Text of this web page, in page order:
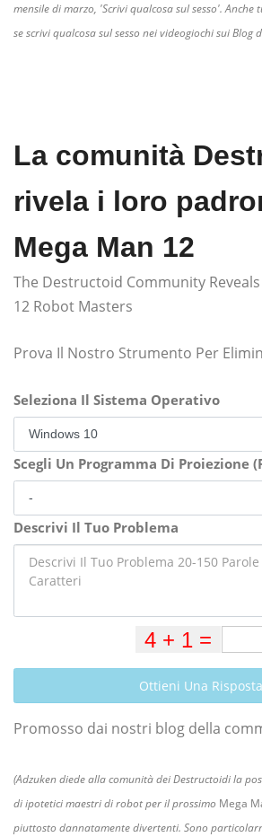
mensile di marzo, 'Scrivi qualcosa sul sesso'. Anche
se scrivi qualcosa sul sesso nei videogiochi sui Blog
La comunità
rivela i loro
Mega Man 12
The Destructoid Community
12 Robot Masters
Prova Il Nostro Strumento Per
Seleziona Il Sistema Operativo
Scegli Un Programma Di Proiezione
Descrivi Il Tuo Problema
Ottieni Una Risposta
Promosso dai nostri blog della
(Adzuken diede alla comunità dei Destructoidi la
di ipotetici maestri di robot per il prossimo Mega
piuttosto dannatamente divertenti. Sono